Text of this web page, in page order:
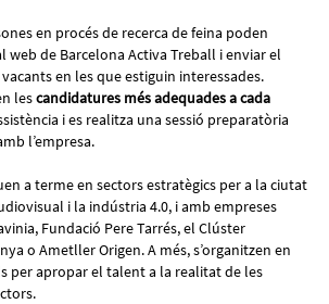
en procés de recerca de feina poden
web de Barcelona Activa Treball i enviar el
en les que estiguin interessades.
lescandidatures més adequades a cada
i es realitza una sessió preparatòria
l’empresa.
a terme en sectors estratègics per a la ciutat
i la indústria 4.0, i amb empreses
Fundació Pere Tarrés, el Clúster
o Ametller Origen. A més, s’organitzen en
per apropar el talent a la realitat de les